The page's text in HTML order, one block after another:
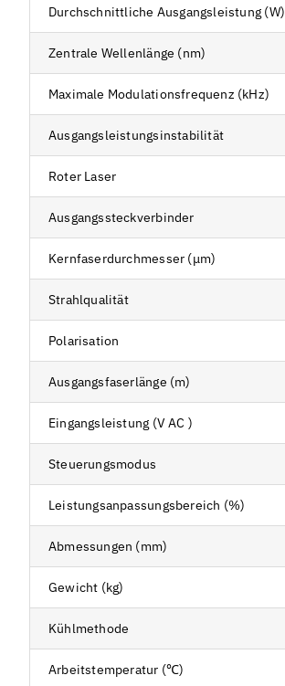
Durchschnittliche Ausgangsleistung (W)
Zentrale Wellenlänge (nm)
Maximale Modulationsfrequenz (kHz)
Ausgangsleistungsinstabilität
Roter Laser
Ausgangssteckverbinder
Kernfaserdurchmesser (μm)
Strahlqualität
Polarisation
Ausgangsfaserlänge (m)
Eingangsleistung (V AC )
Steuerungsmodus
Leistungsanpassungsbereich (%)
Abmessungen (mm)
Gewicht (kg)
Kühlmethode
Arbeitstemperatur (℃)